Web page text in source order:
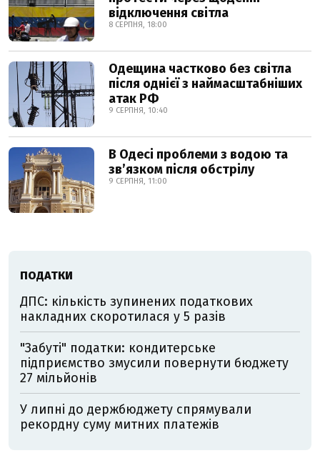
відключення світла
8 СЕРПНЯ, 18:00
Одещина частково без світла
після однієї з наймасштабніших
атак РФ
9 СЕРПНЯ, 10:40
В Одесі проблеми з водою та
звʼязком після обстрілу
9 СЕРПНЯ, 11:00
ПОДАТКИ
ДПС: кількість зупинених податкових
накладних скоротилася у 5 разів
"Забуті" податки: кондитерське
підприємство змусили повернути бюджету
27 мільйонів
У липні до держбюджету спрямували
рекордну суму митних платежів